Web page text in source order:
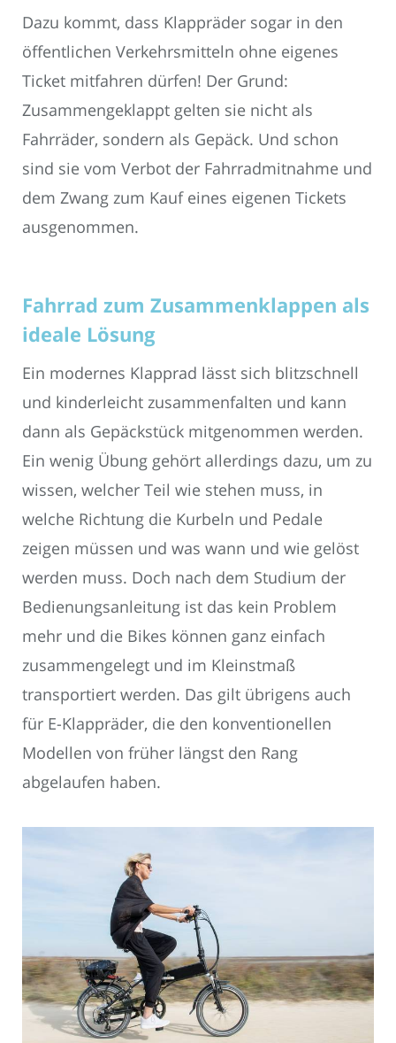
Dazu kommt, dass Klappräder sogar in den
öffentlichen Verkehrsmitteln ohne eigenes
Ticket mitfahren dürfen! Der Grund:
Zusammengeklappt gelten sie nicht als
Fahrräder, sondern als Gepäck. Und schon
sind sie vom Verbot der Fahrradmitnahme und
dem Zwang zum Kauf eines eigenen Tickets
ausgenommen.
Fahrrad zum Zusammenklappen als
ideale Lösung
Ein modernes Klapprad lässt sich blitzschnell
und kinderleicht zusammenfalten und kann
dann als Gepäckstück mitgenommen werden.
Ein wenig Übung gehört allerdings dazu, um zu
wissen, welcher Teil wie stehen muss, in
welche Richtung die Kurbeln und Pedale
zeigen müssen und was wann und wie gelöst
werden muss. Doch nach dem Studium der
Bedienungsanleitung ist das kein Problem
mehr und die Bikes können ganz einfach
zusammengelegt und im Kleinstmaß
transportiert werden. Das gilt übrigens auch
für E-Klappräder, die den konventionellen
Modellen von früher längst den Rang
abgelaufen haben.